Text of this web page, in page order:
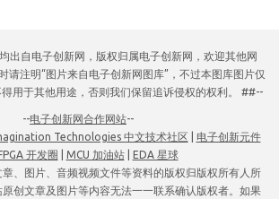
出自电子创新网，版权归属电子创新网，欢迎其他网
请注明“图片来自电子创新网图库”，不过本图库图片仅
用于其他用途，否则我们保留追诉侵权的权利。 ##--
--电子创新网合作网站--
Technologies 中文技术社区
电子创新元件
开发圈 MCU 加油站| EDA 星球
、图片、音频视频文件等资料的版权归版权所有人所
创文章及图片等内容无法一一联系确认版权者。如果